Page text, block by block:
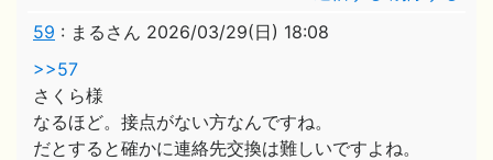
59 : まるさん 2026/03/29(日) 18:08
>>57
さくら様
なるほど。接点がない方なんですね。
だとすると確かに連絡先交換は難しいですよね。